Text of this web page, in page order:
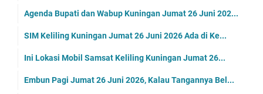
Agenda Bupati dan Wabup Kuningan Jumat 26 Juni 202...
SIM Keliling Kuningan Jumat 26 Juni 2026 Ada di Ke...
Ini Lokasi Mobil Samsat Keliling Kuningan Jumat 26...
Embun Pagi Jumat 26 Juni 2026, Kalau Tangannya Bel...